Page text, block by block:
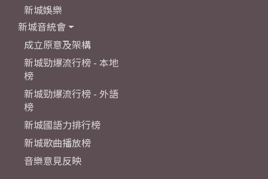
新城娛樂
新城音統會
成立原意及架構
新城勁爆流行榜 - 本地
榜
新城勁爆流行榜 - 外語
榜
新城國語力排行榜
新城歌曲播放榜
音樂意見反映